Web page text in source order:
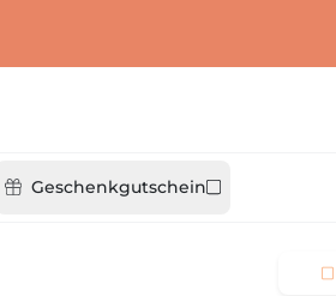
Geschenkgutschein